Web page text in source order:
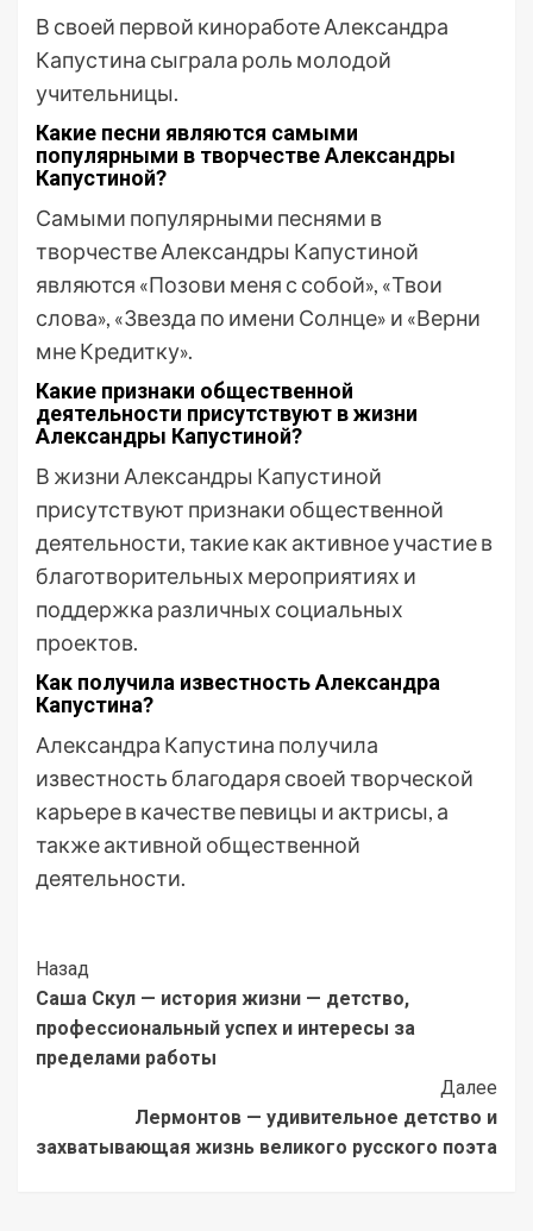
В своей первой киноработе Александра
Капустина сыграла роль молодой
учительницы.
Какие песни являются самыми
популярными в творчестве Александры
Капустиной?
Самыми популярными песнями в
творчестве Александры Капустиной
являются «Позови меня с собой», «Твои
слова», «Звезда по имени Солнце» и «Верни
мне Кредитку».
Какие признаки общественной
деятельности присутствуют в жизни
Александры Капустиной?
В жизни Александры Капустиной
присутствуют признаки общественной
деятельности, такие как активное участие в
благотворительных мероприятиях и
поддержка различных социальных
проектов.
Как получила известность Александра
Капустина?
Александра Капустина получила
известность благодаря своей творческой
карьере в качестве певицы и актрисы, а
также активной общественной
деятельности.
Post
Navigation
Назад
Саша Скул — история жизни — детство,
профессиональный успех и интересы за
пределами работы
Далее
Лермонтов — удивительное детство и
захватывающая жизнь великого русского поэта